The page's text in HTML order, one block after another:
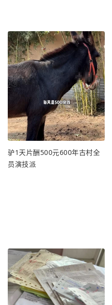
驴1天片酬500元600年古村全
员演技派